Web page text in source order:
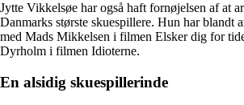
Jytte Vikkelsøe har også haft fornøjelsen af at
Danmarks største skuespillere. Hun har blandt
med Mads Mikkelsen i filmen Elsker dig for
Dyrholm i filmen Idioterne.
En alsidig skuespillerinde